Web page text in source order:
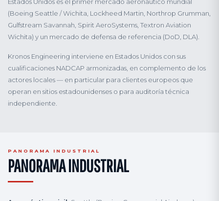
(Boeing Seattle / Wichita, Lockheed Martin, Northrop Grumman,
Gulfstream Savannah, Spirit AeroSystems, Textron Aviation
Wichita) y un mercado de defensa de referencia (DoD, DLA).
Kronos Engineering interviene en Estados Unidos con sus
cualificaciones NADCAP armonizadas, en complemento de los
actores locales — en particular para clientes europeos que
operan en sitios estadounidenses o para auditoría técnica
independiente.
PANORAMA INDUSTRIAL
PANORAMA INDUSTRIAL